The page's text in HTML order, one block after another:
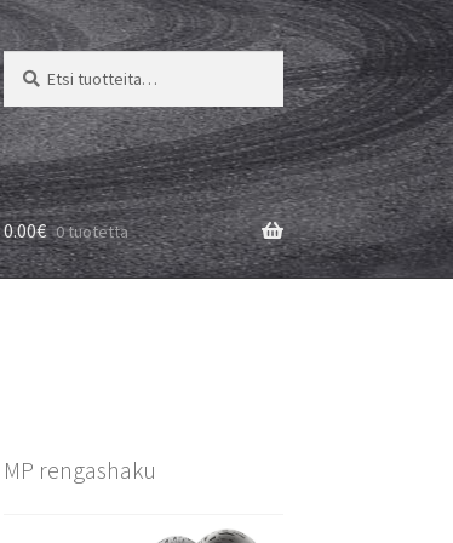
Etsi:
Haku
0.00€ 0 tuotetta
MP rengashaku